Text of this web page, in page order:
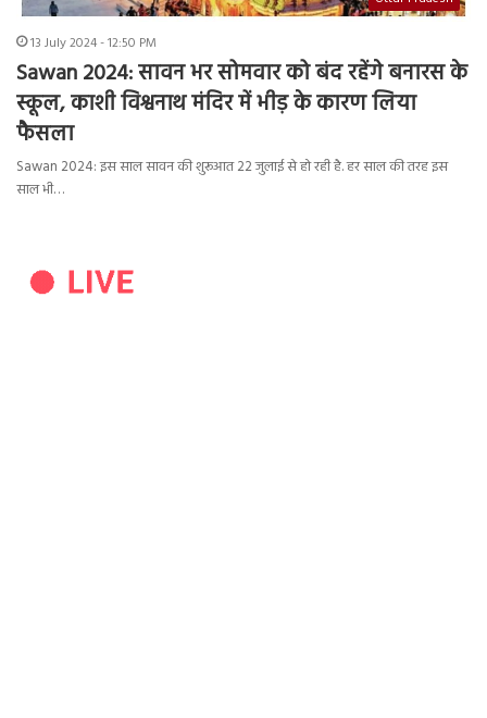
13 July 2024 - 12:50 PM
Sawan 2024: सावन भर सोमवार को बंद रहेंगे बनारस के
स्कूल, काशी विश्वनाथ मंदिर में भीड़ के कारण लिया
फैसला
Sawan 2024: इस साल सावन की शुरूआत 22 जुलाई से हो रही है. हर साल की तरह इस
साल भी…